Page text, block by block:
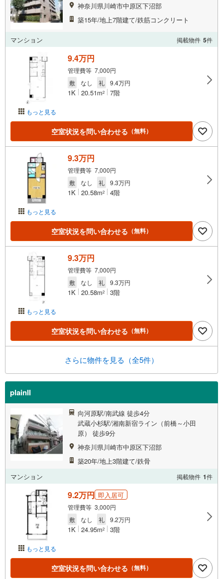
神奈川県川崎市中原区下沼部
築15年/地上7階建て/鉄筋コンクリート
マンション 掲載物件 5件
もっと見る
9.4万円
管理費等 7,000円
敷
なし 礼 9.4万円
1K 20.51m2 7階
空室状況を問い合わせる （無料）
もっと見る
9.3万円
管理費等 7,000円
敷
なし 礼 9.3万円
1K 20.58m2 4階
空室状況を問い合わせる （無料）
もっと見る
9.3万円
管理費等 7,000円
敷
なし 礼 9.3万円
1K 20.58m2 3階
空室状況を問い合わせる （無料）
さらに物件を見る（全5件）
plainII
向河原駅/南武線 徒歩4分
武蔵小杉駅/湘南新宿ライン（前橋～小田
原） 徒歩9分
神奈川県川崎市中原区下沼部
築20年/地上3階建て/鉄骨
マンション
掲載物件 1件
もっと見る
9.2万円 即入居可
管理費等 3,000円
敷
なし 礼 9.2万円
1K 24.95m2 3階
空室状況を問い合わせる （無料）